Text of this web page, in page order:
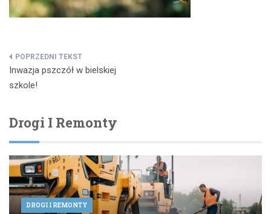
Nawigacja
wpisu
Inwazja pszczół w bielskiej
szkole!
Drogi I Remonty
DROGI I REMONTY